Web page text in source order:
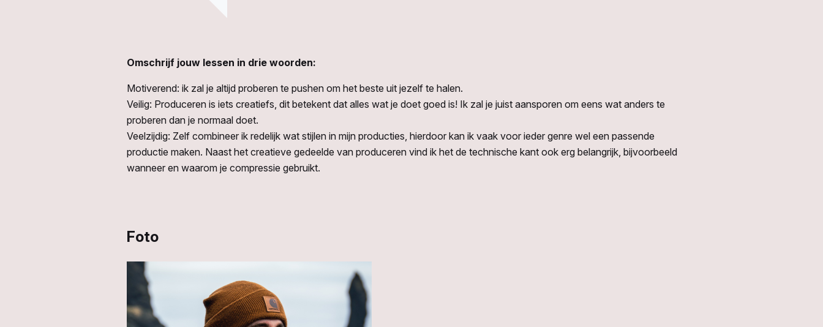
Omschrijf jouw lessen in drie woorden:
Motiverend: ik zal je altijd proberen te pushen om het beste uit jezelf te halen.
Veilig: Produceren is iets creatiefs, dit betekent dat alles wat je doet goed is! Ik zal je juist aansporen om eens wat anders te
proberen dan je normaal doet.
Veelzijdig: Zelf combineer ik redelijk wat stijlen in mijn producties, hierdoor kan ik vaak voor ieder genre wel een passende
productie maken. Naast het creatieve gedeelde van produceren vind ik het de technische kant ook erg belangrijk, bijvoorbeeld
wanneer en waarom je compressie gebruikt.
Foto